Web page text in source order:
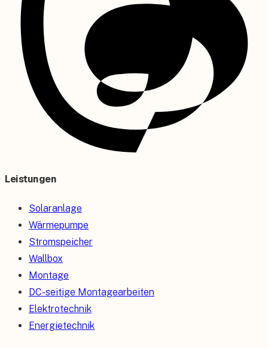
Leistungen
Solaranlage
Wärmepumpe
Stromspeicher
Wallbox
Montage
DC-seitige Montagearbeiten
Elektrotechnik
Energietechnik